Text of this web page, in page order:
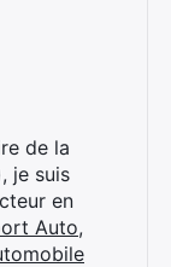
de la
je suis
en
Auto,